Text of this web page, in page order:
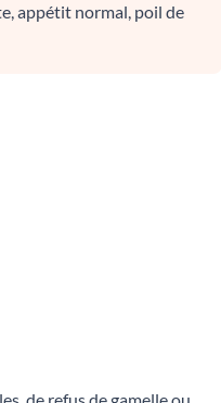
appétit normal, poil de